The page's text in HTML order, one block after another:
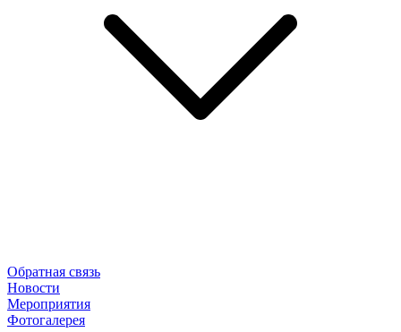
Обратная связь
Новости
Мероприятия
Фотогалерея